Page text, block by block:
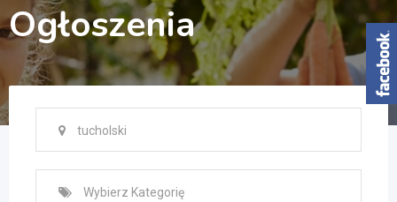
Ogłoszenia
tucholski
Wybierz Kategorię